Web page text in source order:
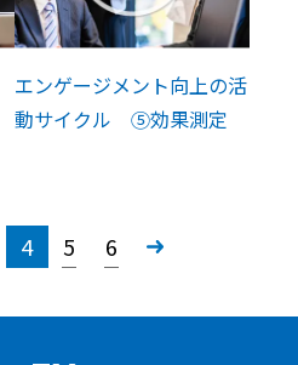
エンゲージメント向上の活
動サイクル ⑤効果測定
4 5 6 »